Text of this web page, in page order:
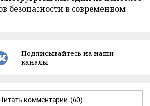
безопасности в современном
Подписывайтесь на наши
каналы
Читать комментарии (60)